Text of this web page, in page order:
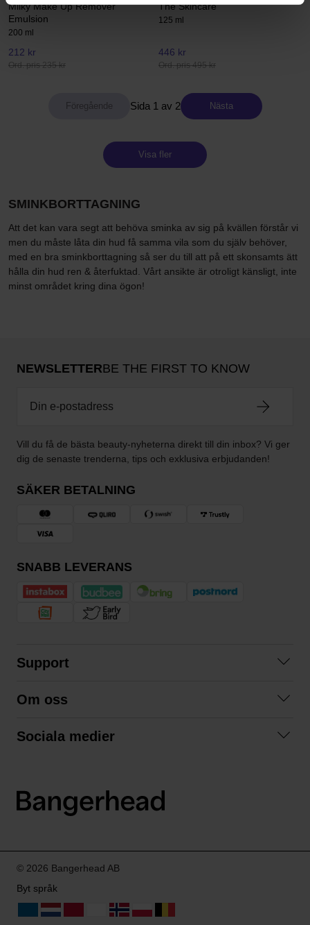
Milky Make Up Remover
Emulsion
200 ml
212 kr
Ord. pris 235 kr
The Skincare
125 ml
446 kr
Ord. pris 495 kr
Sida 1 av 2 Nästa
Visa fler
SMINKBORTTAGNING
Att det kan vara segt att behöva sminka av sig på kvällen förstår vi
men du måste låta din hud få samma vila som du själv behöver,
med en bra sminkborttagning så ser du till att på ett skonsamts ätt
hålla din hud ren & återfuktad. Vårt ansikte är otroligt känsligt, inte
minst området kring dina ögon!
NEWSLETTERBE THE FIRST TO KNOW
Vill du få de bästa beauty-nyheterna direkt till din inbox? Vi ger
dig de senaste trenderna, tips och exklusiva erbjudanden!
SÄKER BETALNING
SNABB LEVERANS
Support
Köpvillkor
Om oss
Våra fraktalternativ
Sociala medier
LinkedIn
© 2026 Bangerhead AB
Byt språk